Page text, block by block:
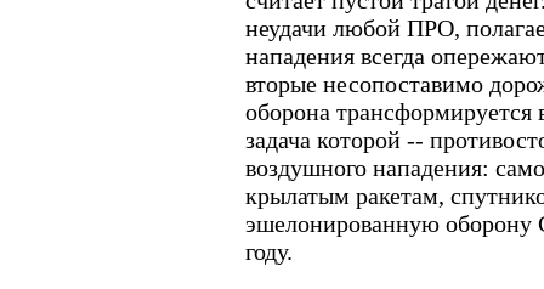
неудачи любой ПРО,
нападения всегда
вторые несопоставимо
оборона
задача которой --
воздушного нападения:
крылатым ракетам,
эшелонированную оборону
году.